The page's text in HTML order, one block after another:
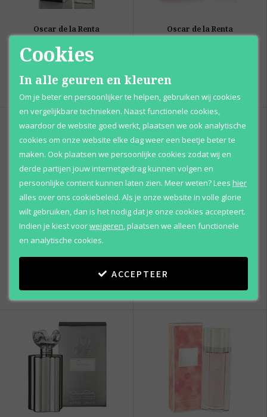
Oscar de la Renta
Eau de parfum
Vanaf
€ 196,
95
Oscar de la Renta
Oscar de la Renta
So De La Renta
€ 22,
95
Oscar de la Renta
€ 47,
95
Cookies
In alle geuren en kleuren
Om je beter en persoonlijker te helpen, gebruiken wij cookies
en vergelijkbare technieken. Naast functionele cookies,
waardoor de website goed werkt, plaatsen we ook analytische
cookies om onze website elke dag weer een beetje beter te
maken. Ook plaatsen we persoonlijke cookies zodat wij en
derde partijen jouw internetgedrag kunnen volgen en
persoonlijke content kunnen laten zien. Meer weten?Lees hier
alles over ons cookiebeleid. Als je onze website in volle glorie
wilt gebruiken, dan is het nodig dat je onze cookies accepteert.
Indien je kiest voorweigeren,plaatsen we alleen functionele
en analytische cookies.
ACCEPTEER